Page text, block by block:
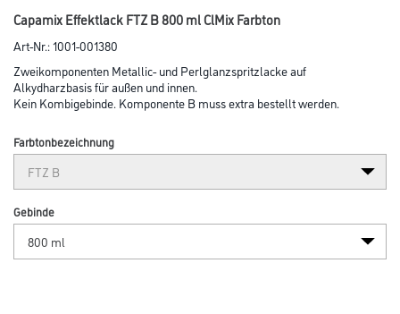
Capamix Effektlack FTZ B 800 ml ClMix Farbton
Art-Nr.:1001-001380
Zweikomponenten Metallic- und Perlglanzspritzlacke auf
Alkydharzbasis für außen und innen.
Kein Kombigebinde. Komponente B muss extra bestellt werden.
Farbtonbezeichnung
Gebinde